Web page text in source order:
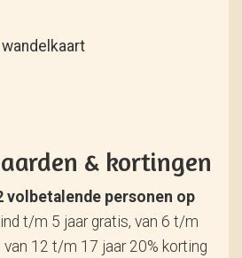
& kortingen
volbetalende personen op
t/m 5 jaar gratis, van 6 t/m
van 12 t/m 17 jaar 20% korting